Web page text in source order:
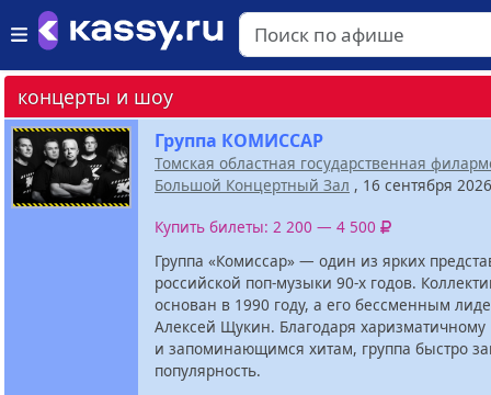
концерты и шоу
Группа КОМИССАР
Томская областная государственная
Большой Концертный Зал , 16 сентября
Купить билеты: 2 200 — 4 500
Группа «Комиссар» — один из ярких
российской поп-музыки 90-х годов.
основан в 1990 году, а его бессменным
Алексей Щукин. Благодаря
и запоминающимся хитам, группа быстро
популярность.